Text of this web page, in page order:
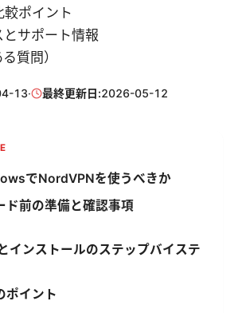
ポイント
とサポート情報
質問）
13· 最終更新日:2026-05-12
でNordVPNを使うべきか
ド前の準備と確認事項
インストールのステップバイステ
ポイント